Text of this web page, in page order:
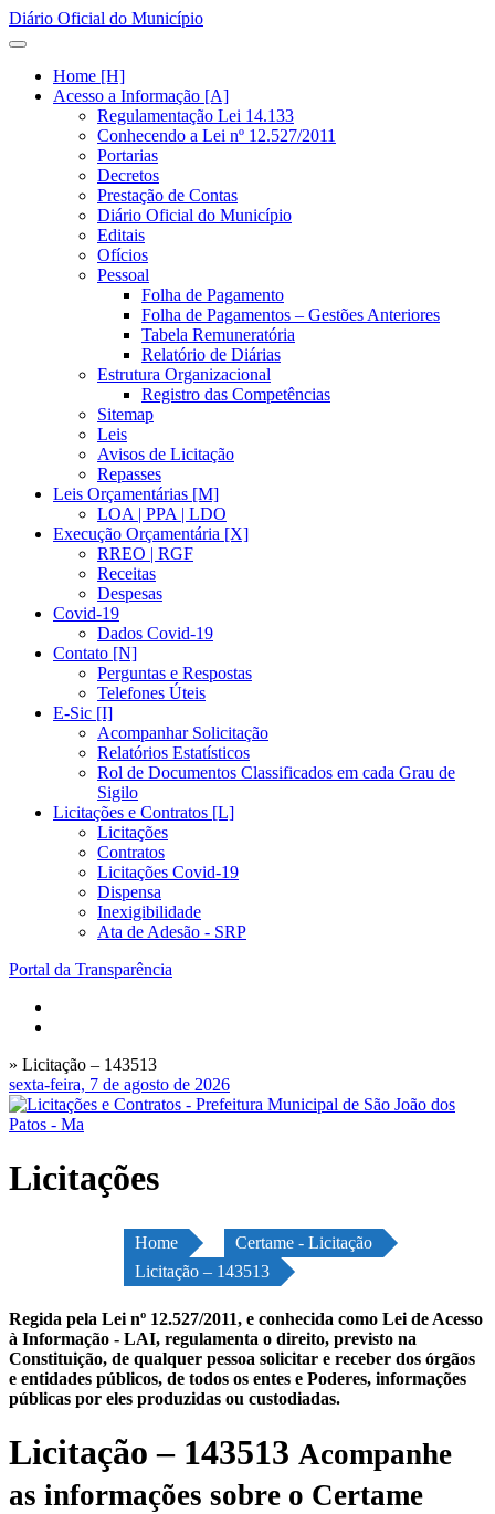
Diário Oficial do Município
Home [H]
Acesso a Informação [A]
Regulamentação Lei 14.133
Conhecendo a Lei nº 12.527/2011
Portarias
Decretos
Prestação de Contas
Diário Oficial do Município
Editais
Ofícios
Pessoal
Folha de Pagamento
Folha de Pagamentos – Gestões Anteriores
Tabela Remuneratória
Relatório de Diárias
Estrutura Organizacional
Registro das Competências
Sitemap
Leis
Avisos de Licitação
Repasses
Leis Orçamentárias [M]
LOA | PPA | LDO
Execução Orçamentária [X]
RREO | RGF
Receitas
Despesas
Covid-19
Dados Covid-19
Contato [N]
Perguntas e Respostas
Telefones Úteis
E-Sic [I]
Acompanhar Solicitação
Relatórios Estatísticos
Rol de Documentos Classificados em cada Grau de
Sigilo
Licitações e Contratos [L]
Licitações
Contratos
Licitações Covid-19
Dispensa
Inexigibilidade
Ata de Adesão - SRP
Portal da Transparência
» Licitação – 143513
sexta-feira, 7 de agosto de 2026
Licitações
Home
Certame - Licitação
Licitação – 143513
Regida pela Lei nº 12.527/2011, e conhecida como Lei de Acesso
à Informação - LAI, regulamenta o direito, previsto na
Constituição, de qualquer pessoa solicitar e receber dos órgãos
e entidades públicos, de todos os entes e Poderes, informações
públicas por eles produzidas ou custodiadas.
Licitação – 143513 Acompanhe
as informações sobre o Certame